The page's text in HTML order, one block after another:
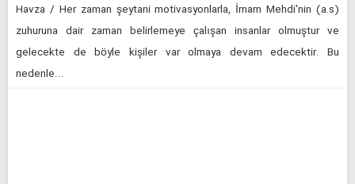
Havza / Her zaman şeytani motivasyonlarla, İmam Mehdi'nin (a.s)
zuhuruna dair zaman belirlemeye çalışan insanlar olmuştur ve
gelecekte de böyle kişiler var olmaya devam edecektir. Bu
nedenle…